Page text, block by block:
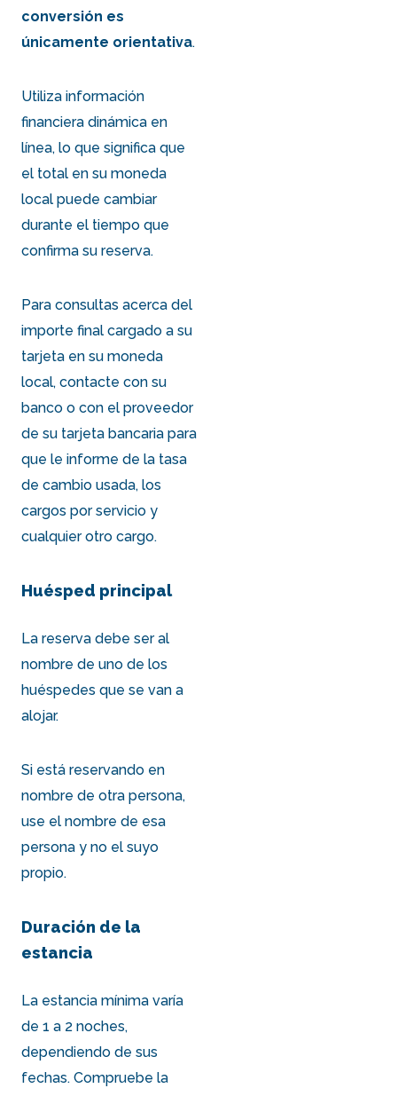
conversión es
únicamente orientativa.
Utiliza información
financiera dinámica en
línea, lo que significa que
el total en su moneda
local puede cambiar
durante el tiempo que
confirma su reserva.
Para consultas acerca del
importe final cargado a su
tarjeta en su moneda
local, contacte con su
banco o con el proveedor
de su tarjeta bancaria para
que le informe de la tasa
de cambio usada, los
cargos por servicio y
cualquier otro cargo.
Huésped principal
La reserva debe ser al
nombre de uno de los
huéspedes que se van a
alojar.
Si está reservando en
nombre de otra persona,
use el nombre de esa
persona y no el suyo
propio.
Duración de la
estancia
La estancia mínima varía
de 1 a 2 noches,
dependiendo de sus
fechas. Compruebe la